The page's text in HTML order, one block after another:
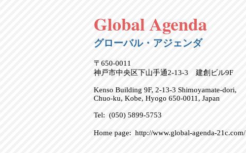
人の社会科】第130回
8/2（日）20時＠オンライン
Global Agenda
グローバル・アジェンダ
〒650-0011
神戸市中央区下山手通2-13-3 建創ビル9F
Kenso Building 9F, 2-13-3 Shimoyamate-dori,
Chuo-ku, Kobe, Hyogo 650-0011, Japan
Tel: (050) 5899-5753
Home page: http://www.global-agenda-21c.com/